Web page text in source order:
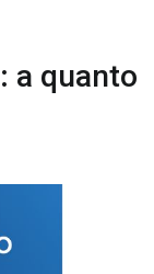
: a quanto